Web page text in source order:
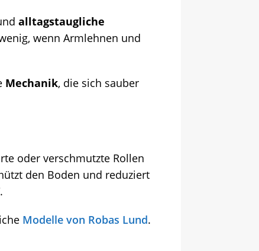
alltagstaugliche
wenn Armlehnen und
Mechanik, die sich sauber
oder verschmutzte Rollen
den Boden und reduziert
Modelle von Robas Lund.